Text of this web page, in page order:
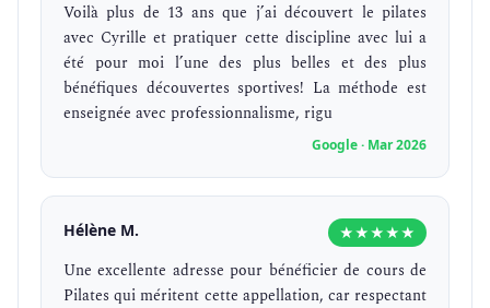
Voilà plus de 13 ans que j’ai découvert le pilates
avec Cyrille et pratiquer cette discipline avec lui a
été pour moi l’une des plus belles et des plus
bénéfiques découvertes sportives! La méthode est
enseignée avec professionnalisme, rigu
Google · Mar 2026
Hélène M. ★★★★★
Une excellente adresse pour bénéficier de cours de
Pilates qui méritent cette appellation, car respectant